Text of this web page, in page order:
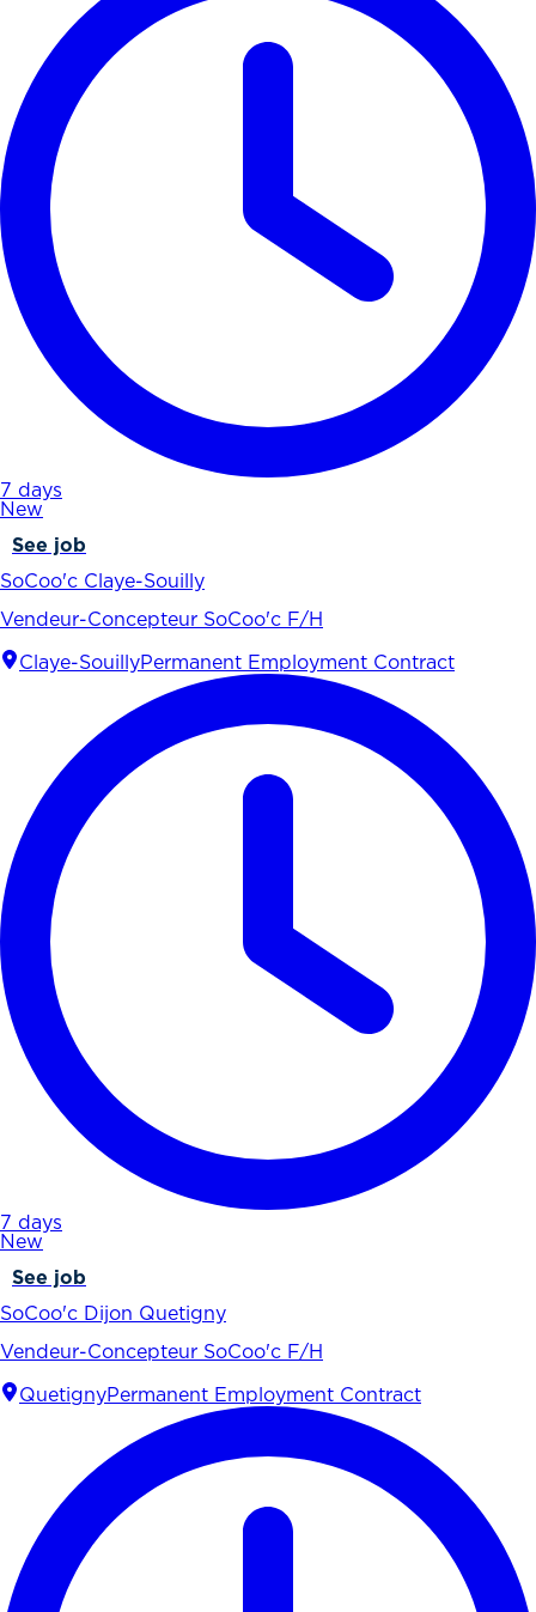
7 days
New
See job
SoCoo'c Claye-Souilly
Vendeur-Concepteur SoCoo'c F/H
Claye-SouillyPermanent Employment Contract
7 days
New
See job
SoCoo'c Dijon Quetigny
Vendeur-Concepteur SoCoo'c F/H
QuetignyPermanent Employment Contract